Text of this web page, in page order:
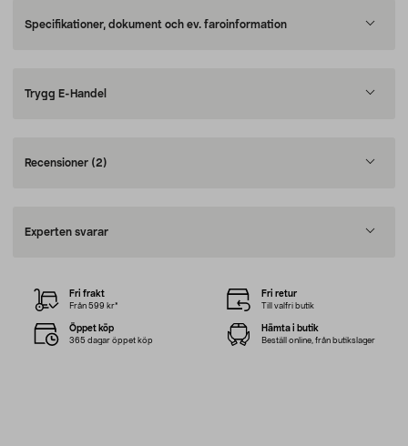
Specifikationer, dokument och ev. faroinformation
Trygg E-Handel
Recensioner (2)
Experten svarar
Fri frakt
Från 599 kr*
Fri retur
Till valfri butik
Öppet köp
365 dagar öppet köp
Hämta i butik
Beställ online, från butikslager